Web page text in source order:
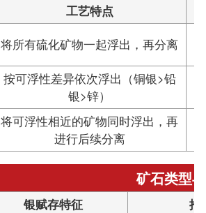
工艺特点
将所有硫化矿物一起浮出，再分离
按可浮性差异依次浮出（铜银>铅
银>锌）
将可浮性相近的矿物同时浮出，再
进行后续分离
矿石类型
银赋存特征
推